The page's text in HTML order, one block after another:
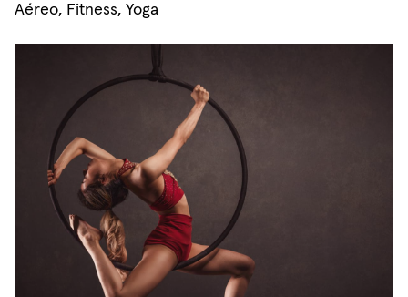
Aéreo, Fitness, Yoga